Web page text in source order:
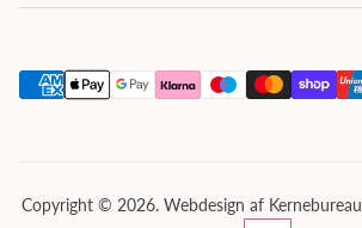
Om os
Copyright © 2026. Webdesign af Kernebureau